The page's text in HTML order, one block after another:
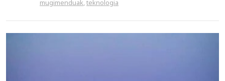
mugimenduak,teknologia